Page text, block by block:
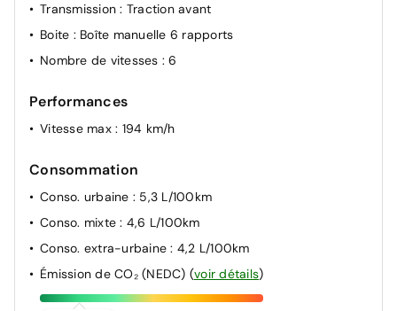
Transmission: Traction avant
Boite : Boîte manuelle 6 rapports
Nombre de vitesses : 6
Performances
Vitesse max : 194 km/h
Consommation
Conso. urbaine : 5,3 L/100km
Conso. mixte: 4,6 L/100km
Conso. extra-urbaine: 4,2 L/100km
Émission de CO₂ (NEDC) (voir détails)